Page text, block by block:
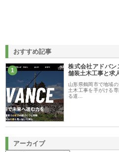
おすすめ記事
1
株式会社アドバン
舗装土木工事と求
山形県鶴岡市で地域
土木工事を手がける
る道…
アーカイブ